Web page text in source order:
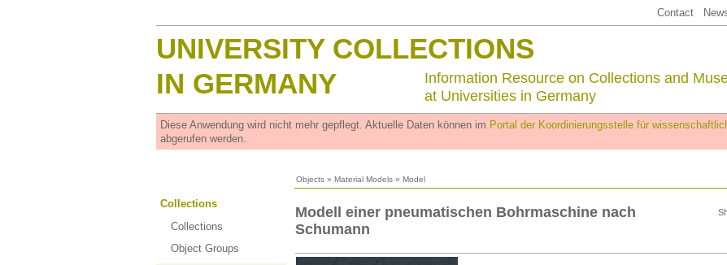
Contact
UNIVERSITY COLLECTIONS
IN GERMANY
Information Resource on Collections and
at Universities in Germany
Diese Anwendung wird nicht mehr gepflegt. Aktuelle Daten können im Portal der Koordinierungsstelle für
abgerufen werden.
Objects » Material Models » Model
Collections
Collections
Object Groups
Modell einer pneumatischen Bohrmaschine nach
Schumann